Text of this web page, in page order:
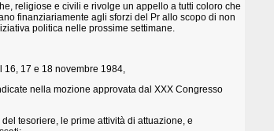
religiose e civili e rivolge un appello a tutti coloro che
finanziariamente agli sforzi del Pr allo scopo di non
politica nelle prossime settimane.
16, 17 e 18 novembre 1984,
nella mozione approvata dal XXX Congresso
tesoriere, le prime attività di attuazione, e